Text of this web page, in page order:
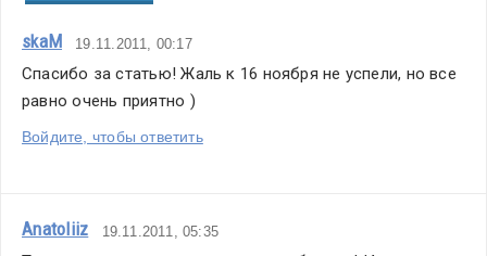
skaM 19.11.2011, 00:17
Спасибо за статью! Жаль к 16 ноября не успели, но все
равно очень приятно )
Войдите, чтобы ответить
Anatoliiz 19.11.2011, 05:35